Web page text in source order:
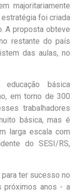
majoritariamente
foi criada
A proposta obteve
restante do país
das aulas, no
básica
em torno de 300
trabalhadores
básica, mas é
larga escala com
do SESI/RS,
ter sucesso no
próximos anos - a